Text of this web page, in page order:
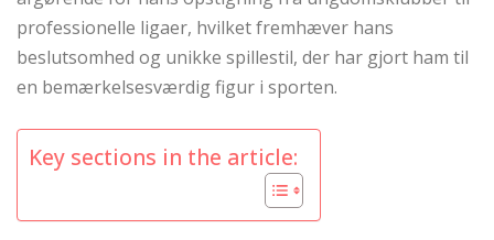
professionelle ligaer, hvilket fremhæver hans
beslutsomhed og unikke spillestil, der har gjort ham til
en bemærkelsesværdig figur i sporten.
Key sections in the article: